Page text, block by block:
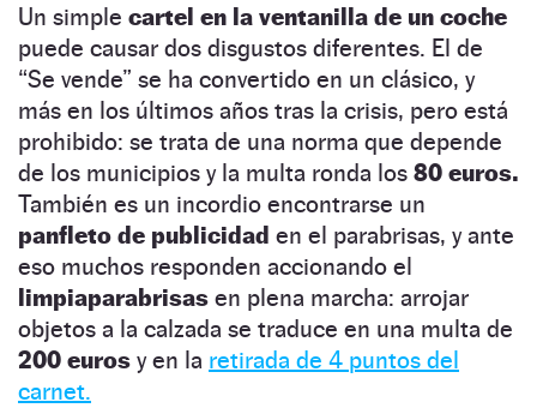
Un simple cartel en la ventanilla de un coche
puede causar dos disgustos diferentes. El de
“Se vende” se ha convertido en un clásico, y
más en los últimos años tras la crisis, pero está
prohibido: se trata de una norma que depende
de los municipios y la multa ronda los 80 euros.
También es un incordio encontrarse un
panfleto de publicidad en el parabrisas, y ante
eso muchos responden accionando el
limpiaparabrisas en plena marcha: arrojar
objetos a la calzada se traduce en una multa de
200 euros y en la retirada de 4 puntos del
carnet.